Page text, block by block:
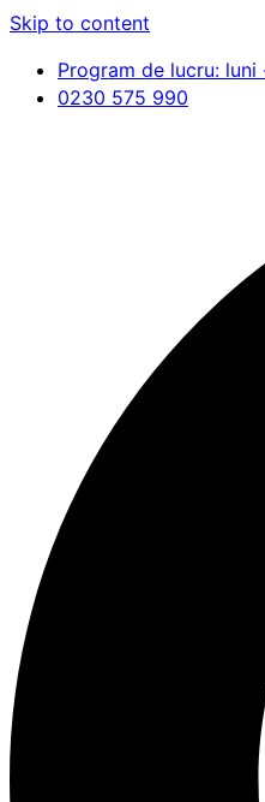
Skip to content
Program de lucru:
0230 575 990